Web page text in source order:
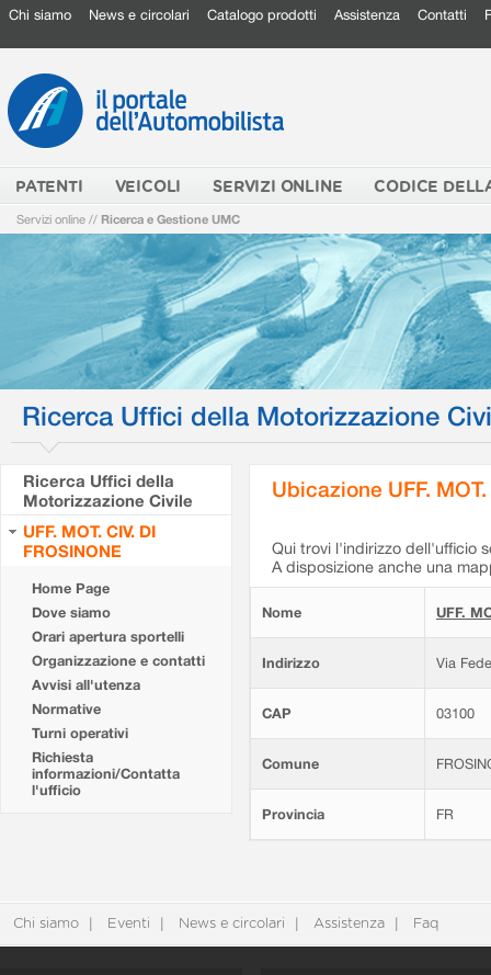
Chi siamo News e circolari Catalogo prodotti Assistenza Contatti
PATENTI VEICOLI SERVIZI ONLINE CODICE
Servizi online // Ricerca e Gestione UMC
Ricerca Uffici della Motorizzazione
Ricerca Uffici della
Motorizzazione Civile
UFF. MOT. CIV. DI
FROSINONE
Home Page
Dove siamo
Orari apertura sportelli
Organizzazione e contatti
Avvisi all'utenza
Normative
Turni operativi
Richiesta
informazioni/Contatta
l'ufficio
Ubicazione UFF.
Qui trovi l'indirizzo dell'ufficio
A disposizione anche una
Nome UFF.
Indirizzo Via
CAP 03100
Comune
Provincia FR
Chi siamo Eventi News e circolari Assistenza Faq